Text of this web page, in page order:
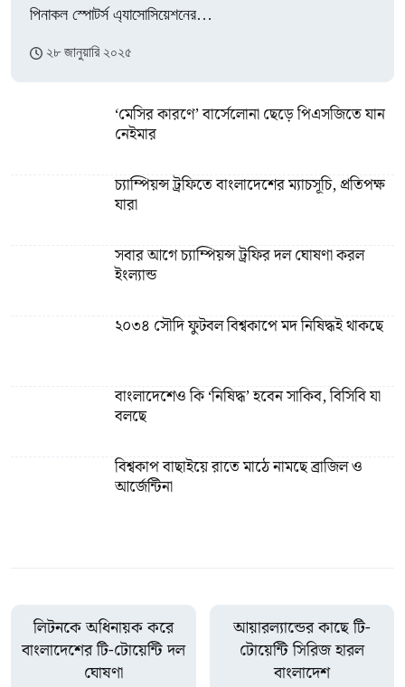
পিনাকল স্পোটর্স এ্যাসোসিয়েশনের…
২৮ জানুয়ারি ২০২৫
‘মেসির কারণে’ বার্সেলোনা ছেড়ে পিএসজিতে যান
নেইমার
চ্যাম্পিয়ন্স ট্রফিতে বাংলাদেশের ম্যাচসূচি, প্রতিপক্ষ
যারা
সবার আগে চ্যাম্পিয়ন্স ট্রফির দল ঘোষণা করল
ইংল্যান্ড
২০৩৪ সৌদি ফুটবল বিশ্বকাপে মদ নিষিদ্ধই থাকছে
বাংলাদেশেও কি ‘নিষিদ্ধ’ হবেন সাকিব, বিসিবি যা
বলছে
বিশ্বকাপ বাছাইয়ে রাতে মাঠে নামছে ব্রাজিল ও
আর্জেন্টিনা
লিটনকে অধিনায়ক করে
বাংলাদেশের টি-টোয়েন্টি দল
ঘোষণা
আয়ারল্যান্ডের কাছে টি-
টোয়েন্টি সিরিজ হারল
বাংলাদেশ